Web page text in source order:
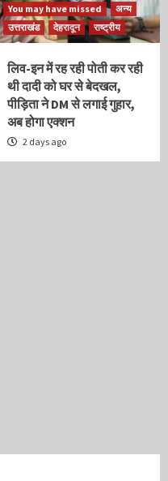
You may have missed
अन्य
उत्तराखंड
देहरादून राष्ट्रीय
लिव-इन में रह रही पोती कर रही
थी दादी को घर से बेदखल,
पीड़िता ने DM से लगाई गुहार,
अब होगा एक्शन
2 days ago